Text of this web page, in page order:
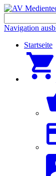
Navigation
Startseite